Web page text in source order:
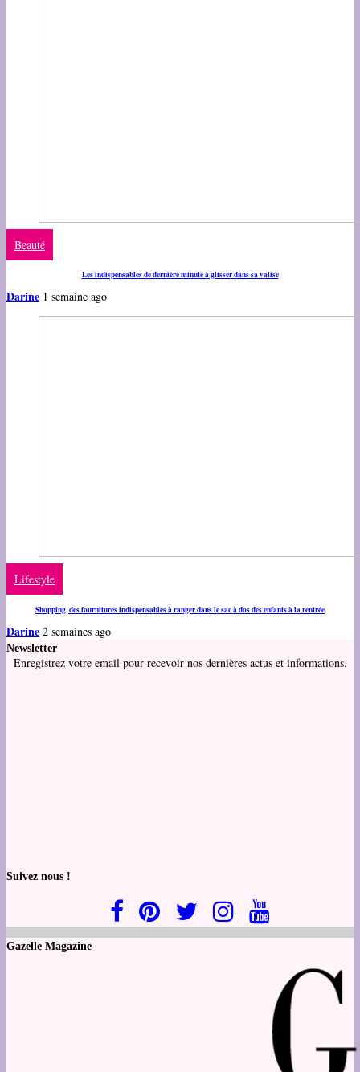
Beauté
Les indispensables de dernière minute à glisser dans sa valise
Darine 1 semaine ago
Lifestyle
Shopping, des fournitures indispensables à ranger dans le sac à dos des enfants à la rentrée
Darine 2 semaines ago
Newsletter
Enregistrez votre email pour recevoir nos dernières actus et informations.
Suivez nous !
Gazelle Magazine